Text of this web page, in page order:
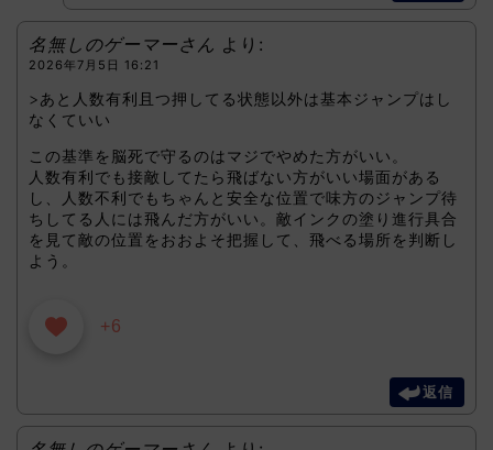
名無しのゲーマーさん より:
2026年7月5日 16:21
>あと人数有利且つ押してる状態以外は基本ジャンプはし
なくていい
この基準を脳死で守るのはマジでやめた方がいい。
人数有利でも接敵してたら飛ばない方がいい場面がある
し、人数不利でもちゃんと安全な位置で味方のジャンプ待
ちしてる人には飛んだ方がいい。敵インクの塗り進行具合
を見て敵の位置をおおよそ把握して、飛べる場所を判断し
よう。
+6
返信